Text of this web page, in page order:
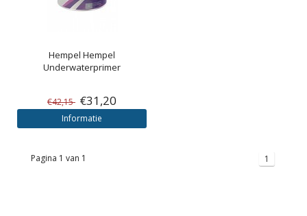
Hempel Hempel
Underwaterprimer
€42,15 €31,20
Informatie
Pagina 1 van 1 1